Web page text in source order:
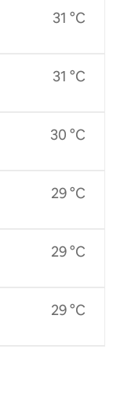
31 °C
31 °C
30 °C
29 °C
29 °C
29 °C